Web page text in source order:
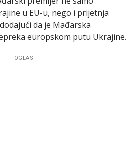
u EU-u, nego i prijetnja
da je Mađarska
europskom putu Ukrajine.
OGLAS